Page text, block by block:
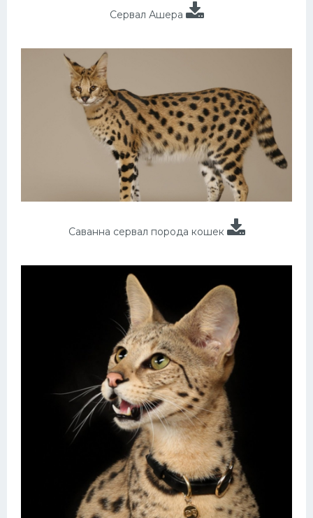
Сервал Ашера
Саванна сервал порода кошек